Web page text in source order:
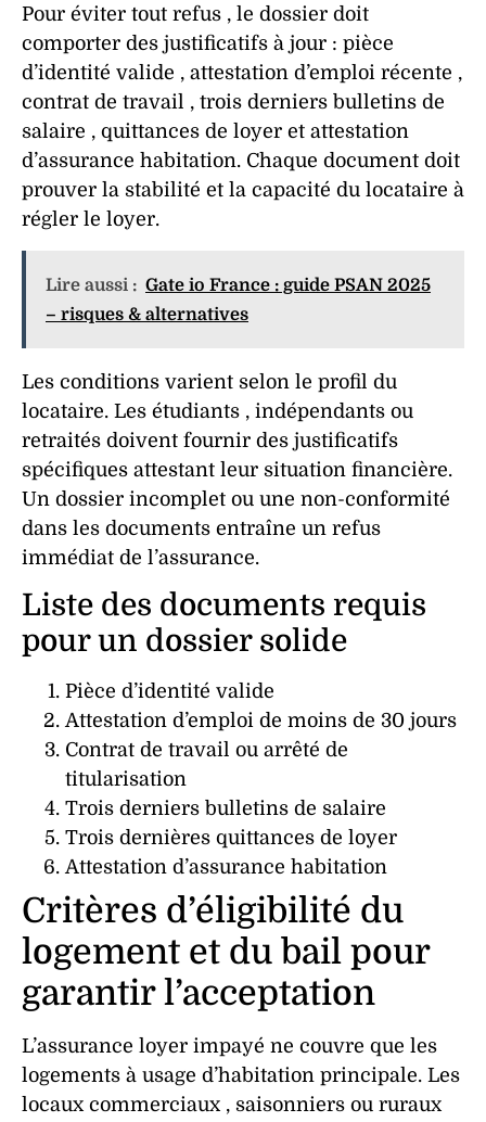
Pour éviter tout refus , le dossier doit
comporter des justificatifs à jour : pièce
d’identité valide , attestation d’emploi récente ,
contrat de travail , trois derniers bulletins de
salaire , quittances de loyer et attestation
d’assurance habitation. Chaque document doit
prouver la stabilité et la capacité du locataire à
régler le loyer.
Lire aussi : Gate io France : guide PSAN 2025
– risques & alternatives
Les conditions varient selon le profil du
locataire. Les étudiants , indépendants ou
retraités doivent fournir des justificatifs
spécifiques attestant leur situation financière.
Un dossier incomplet ou une non-conformité
dans les documents entraîne un refus
immédiat de l’assurance.
Liste des documents requis
pour un dossier solide
Pièce d’identité valide
Attestation d’emploi de moins de 30 jours
Contrat de travail ou arrêté de
titularisation
Trois derniers bulletins de salaire
Trois dernières quittances de loyer
Attestation d’assurance habitation
Critères d’éligibilité du
logement et du bail pour
garantir l’acceptation
L’assurance loyer impayé ne couvre que les
logements à usage d’habitation principale. Les
locaux commerciaux , saisonniers ou ruraux